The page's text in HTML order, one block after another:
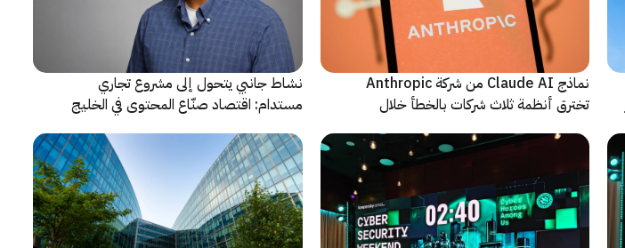
نماذج Claude AI من شركة Anthropic
تخترق أنظمة ثلاث شركات بالخطأ خلال
نشاط جانبي يتحول إلى مشروع تجاري
مستدام: اقتصاد صنّاع المحتوى في الخليج